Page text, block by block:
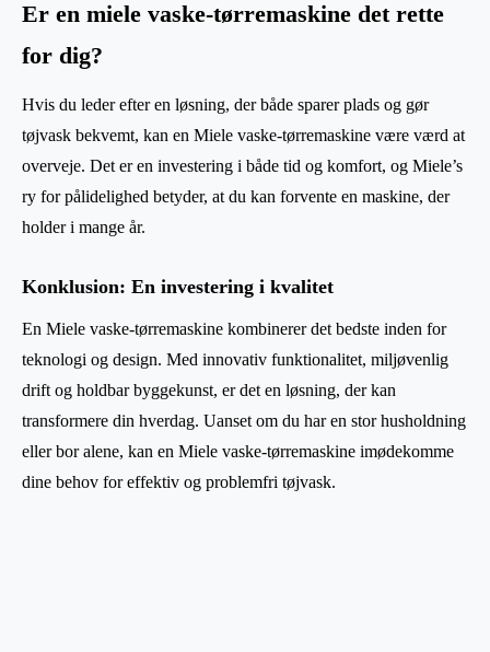
Er en miele vaske-tørremaskine det rette
for dig?
Hvis du leder efter en løsning, der både sparer plads og gør
tøjvask bekvemt, kan en Miele vaske-tørremaskine være værd at
overveje. Det er en investering i både tid og komfort, og Miele’s
ry for pålidelighed betyder, at du kan forvente en maskine, der
holder i mange år.
Konklusion: En investering i kvalitet
En Miele vaske-tørremaskine kombinerer det bedste inden for
teknologi og design. Med innovativ funktionalitet, miljøvenlig
drift og holdbar byggekunst, er det en løsning, der kan
transformere din hverdag. Uanset om du har en stor husholdning
eller bor alene, kan en Miele vaske-tørremaskine imødekomme
dine behov for effektiv og problemfri tøjvask.